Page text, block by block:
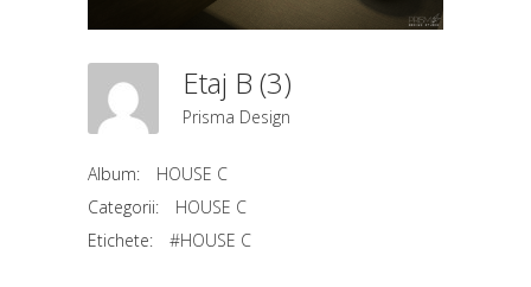
Etaj B (3)
Prisma Design
Album:
HOUSE C
Categorii:
HOUSE C
Etichete:
#HOUSE C